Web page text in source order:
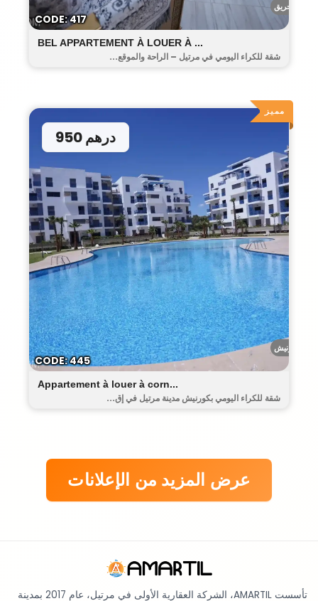
أحريق
BEL APPARTEMENT À LOUER À ...
شقة للكراء اليومي في مرتيل – الراحة والموقع...
CODE: 417
مميز
الكورنيش
Appartement à louer à corn...
950 درهم
شقة للكراء اليومي بكورنيش مدينة مرتيل في إق...
CODE: 445
عرض المزيد من الإعلانات
تأسست AMARTIL، الشركة العقارية الأولى في مرتيل، عام 2017 بمدينة